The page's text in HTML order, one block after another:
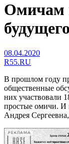
Омичам
08.04.2020
R55.RU
В прошлом году
общественные
них участвовали
простые омичи. И
Андрея
РЕКЛАМА